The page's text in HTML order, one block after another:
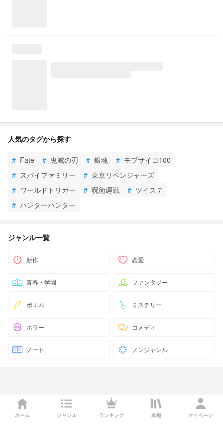
ホーム ジャンル ランキング 本棚 マイページ
人気のタグから探す
# Fate # 鬼滅の刃 # 銀魂 # モブサイコ100
# スパイファミリー # 東京リベンジャーズ
# ワールドトリガー # 呪術廻戦 # ツイステ
# ハンターハンター
ジャンル一覧
新作 恋愛
青春・学園 ファンタジー
ポエム ミステリー
ホラー コメディ
ノート ノンジャンル